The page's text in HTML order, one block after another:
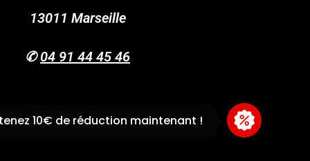
13011 Marseille
✆04 91 44 45 46
10€ de réduction maintenant !